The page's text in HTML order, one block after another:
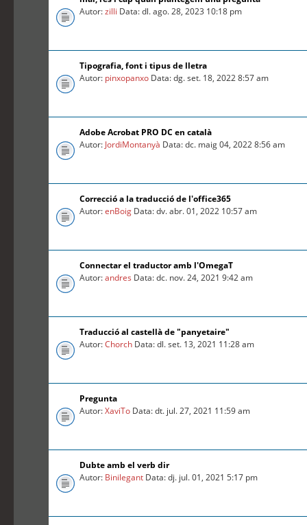
Autor:zilli Data: dl. ago. 28, 2023 10:18 pm
Tipografia, font i tipus de lletra
Autor: pinxopanxo Data: dg. set. 18, 2022 8:57 am
Adobe Acrobat PRO DC en català
Autor: JordiMontanyà Data: dc. maig 04, 2022 8:56 am
Correcció a la traducció de l'office365
Autor:enBoig Data: dv. abr. 01, 2022 10:57 am
Connectar el traductor amb l'OmegaT
Autor:andres Data: dc. nov. 24, 2021 9:42 am
Traducció al castellà de "panyetaire"
Autor:Chorch Data: dl. set. 13, 2021 11:28 am
Pregunta
Autor:XaviTo Data: dt. jul. 27, 2021 11:59 am
Dubte amb el verb dir
Autor: Binilegant Data: dj. jul. 01, 2021 5:17 pm